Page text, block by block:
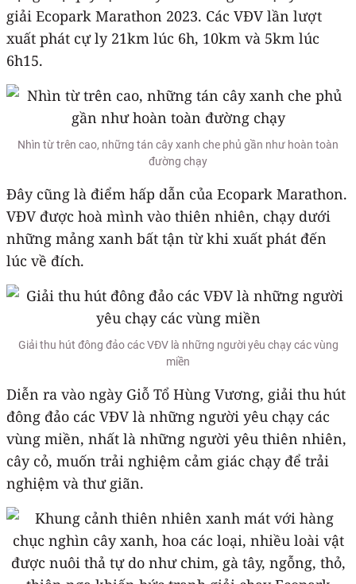
giải Ecopark Marathon 2023. Các VĐV lần lượt
xuất phát cự ly 21km lúc 6h, 10km và 5km lúc
6h15.
Nhìn từ trên cao, những tán cây xanh che phủ gần như hoàn toàn
đường chạy
Đây cũng là điểm hấp dẫn của Ecopark Marathon.
VĐV được hoà mình vào thiên nhiên, chạy dưới
những mảng xanh bất tận từ khi xuất phát đến
lúc về đích.
Giải thu hút đông đảo các VĐV là những người yêu chạy các vùng
miền
Diễn ra vào ngày Giỗ Tổ Hùng Vương, giải thu hút
đông đảo các VĐV là những người yêu chạy các
vùng miền, nhất là những người yêu thiên nhiên,
cây cỏ, muốn trải nghiệm cảm giác chạy để trải
nghiệm và thư giãn.